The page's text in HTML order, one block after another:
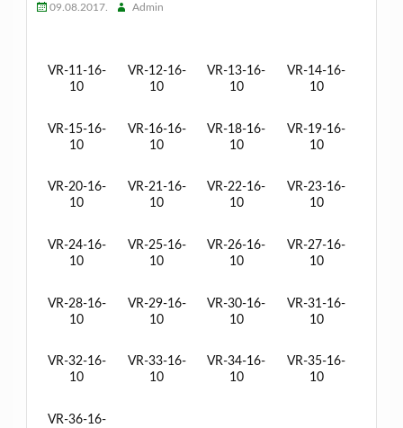
09.08.2017. Admin
VR-11-16-
10
VR-12-16-
10
VR-13-16-
10
VR-14-16-
10
VR-15-16-
10
VR-16-16-
10
VR-18-16-
10
VR-19-16-
10
VR-20-16-
10
VR-21-16-
10
VR-22-16-
10
VR-23-16-
10
VR-24-16-
10
VR-25-16-
10
VR-26-16-
10
VR-27-16-
10
VR-28-16-
10
VR-29-16-
10
VR-30-16-
10
VR-31-16-
10
VR-32-16-
10
VR-33-16-
10
VR-34-16-
10
VR-35-16-
10
VR-36-16-